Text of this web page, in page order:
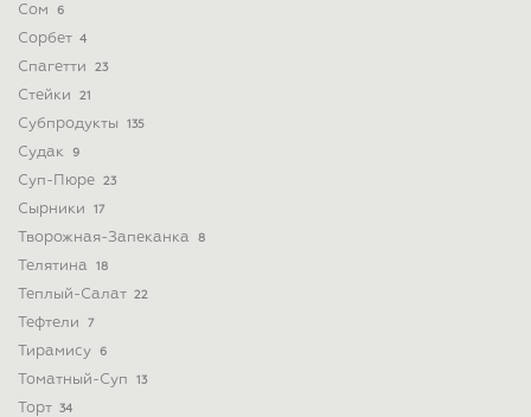
Сом 6
Сорбет 4
Спагетти 23
Стейки 21
Субпродукты 135
Судак 9
Суп-Пюре 23
Сырники 17
Творожная-Запеканка 8
Телятина 18
Теплый-Салат 22
Тефтели 7
Тирамису 6
Томатный-Суп 13
Торт 34